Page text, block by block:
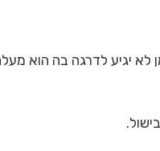
לא יגיע לדרגה בה הוא